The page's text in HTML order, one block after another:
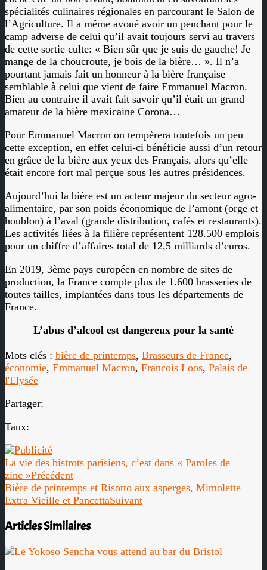
spécialités culinaires régionales en parcourant le Salon de
l’Agriculture. Il a même avoué avoir un penchant pour le
camp adverse de celui qu’il avait toujours servi au travers
de cette sortie culte: « Bien sûr que je suis de gauche! Je
mange de la choucroute, je bois de la bière… ». Il n’a
pourtant jamais fait un honneur à la bière française
semblable à celui que vient de faire Emmanuel Macron.
Bien au contraire il avait fait savoir qu’il était un grand
amateur de la bière mexicaine Corona…
Pour Emmanuel Macron on tempèrera toutefois un peu
cette exception, en effet celui-ci bénéficie aussi d’un retour
en grâce de la bière aux yeux des Français, alors qu’elle
était encore fort mal perçue sous les autres présidences.
Aujourd’hui la bière est un acteur majeur du secteur agro-
alimentaire, par son poids économique de l’amont (orge et
houblon) à l’aval (grande distribution, cafés et restaurants).
Les activités liées à la filière représentent 128.500 emplois
pour un chiffre d’affaires total de 12,5 milliards d’euros.
En 2019, 3ème pays européen en nombre de sites de
production, la France compte plus de 1.600 brasseries de
toutes tailles, implantées dans tous les départements de
France.
L’abus d’alcool est dangereux pour la santé
Mots clés : bière de printemps, Brasseurs de France,
économie, Emmanuel Macron, Francois Loos, Palais de
l'Elysée
Partager:
Taux:
La vie des bistrots parisiens, c’est dans « Paroles de
zinc »Précédent
Bière de printemps et Risotto aux asperges, Mimolette
Extra Vieille et PancettaSuivant
Articles Similaires